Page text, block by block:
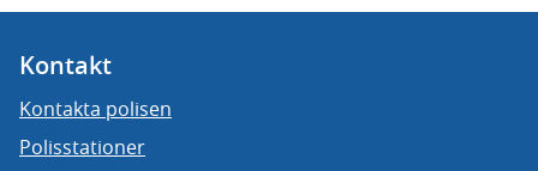
Kontakt
Kontakta polisen
Polisstationer